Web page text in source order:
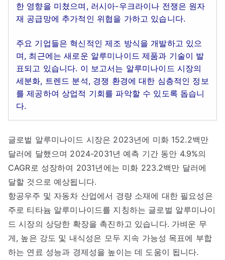
한 영향을 미쳤으며, 러시아-우크라이나 전쟁은 원자
재 공급망에 추가적인 위협을 가하고 있습니다.
주요 기업들은 혁신적인 제조 방식을 개발하고 있으
며, 최근에는 새로운 알루미나이드 제품과 기술이 발
표되고 있습니다. 이 보고서는 알루미나이드 시장의
세분화, 트렌드 분석, 경쟁 환경에 대한 심층적인 정보
를 제공하여 상업적 기회를 파악할 수 있도록 돕습니
다.
글로벌 알루미나이드 시장은 2023년에 미화 152.2백만
달러에 달했으며 2024-2031년 예측 기간 동안 4.9%의
CAGR로 성장하여 2031년에는 미화 223.2백만 달러에
달할 것으로 예상됩니다.
항공우주 및 자동차 산업에서 경량 소재에 대한 필요성은
주로 티타늄 알루미나이드를 지칭하는 글로벌 알루미나이
드 시장의 상당한 확장을 촉진하고 있습니다. 가벼운 무
게, 높은 강도 및 내식성은 모두 지속 가능성 목표에 부합
하는 연료 성능과 경제성을 높이는 데 도움이 됩니다.